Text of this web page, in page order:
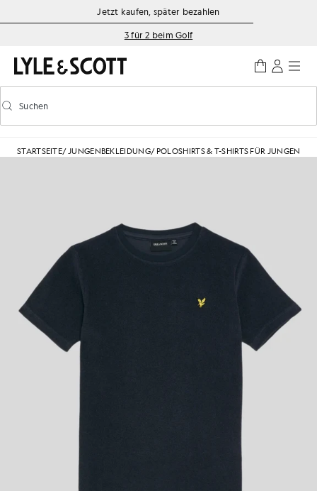
Zum Hauptinhalt springen
Informationen zur Barrierefreiheit
Jetzt kaufen, später bezahlen
3 für 2 beim Golf
Vorausschauende Suche ein-/ausschalten
Suchen
STARTSEITE/JUNGENBEKLEIDUNG/ POLOSHIRTS & T-SHIRTS FÜR JUNGEN